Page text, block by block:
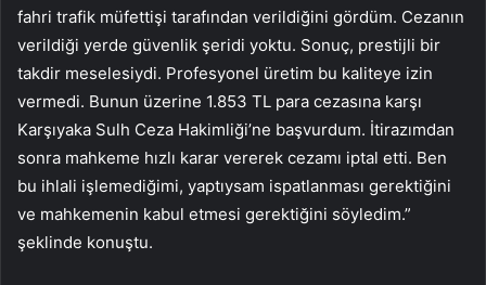
fahri trafik müfettişi tarafından verildiğini gördüm. Cezanın
verildiği yerde güvenlik şeridi yoktu. Sonuç, prestijli bir
takdir meselesiydi. Profesyonel üretim bu kaliteye izin
vermedi. Bunun üzerine 1.853 TL para cezasına karşı
Karşıyaka Sulh Ceza Hakimliği’ne başvurdum. İtirazımdan
sonra mahkeme hızlı karar vererek cezamı iptal etti. Ben
bu ihlali işlemediğimi, yaptıysam ispatlanması gerektiğini
ve mahkemenin kabul etmesi gerektiğini söyledim.”
şeklinde konuştu.